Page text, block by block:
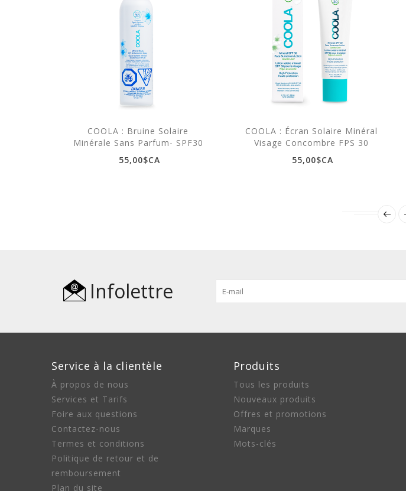
COOLA : Bruine Solaire
Minérale Sans Parfum- SPF30
55,00$CA
COOLA : Écran Solaire Minéral
Visage Concombre FPS 30
55,00$CA
Infolettre
Service à la clientèle
À propos de nous
Services et Tarifs
Foire aux questions
Contactez-nous
Termes et conditions
Politique de retour et de
remboursement
Plan du site
Produits
Tous les produits
Nouveaux produits
Offres et promotions
Marques
Mots-clés